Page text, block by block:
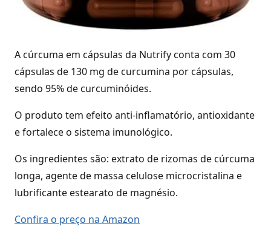
A cúrcuma em cápsulas da Nutrify conta com 30
cápsulas de 130 mg de curcumina por cápsulas,
sendo 95% de curcuminóides.
O produto tem efeito anti-inflamatório, antioxidante
e fortalece o sistema imunológico.
Os ingredientes são: extrato de rizomas de cúrcuma
longa, agente de massa celulose microcristalina e
lubrificante estearato de magnésio.
Confira o preço na Amazon